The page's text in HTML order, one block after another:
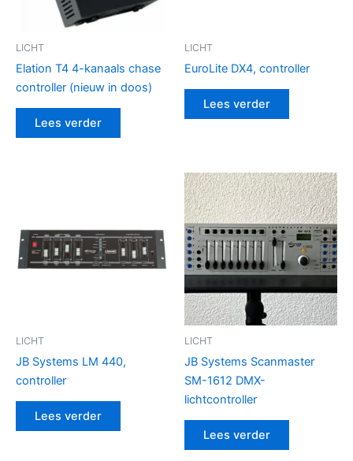
LICHT
Elation T4 4-kanaals chase
controller (nieuw in doos)
Lees verder
LICHT
EuroLite DX4, controller
Lees verder
LICHT
JB Systems LM 440,
controller
Lees verder
LICHT
JB Systems Scanmaster
SM-1612 DMX-
lichtcontroller
Lees verder